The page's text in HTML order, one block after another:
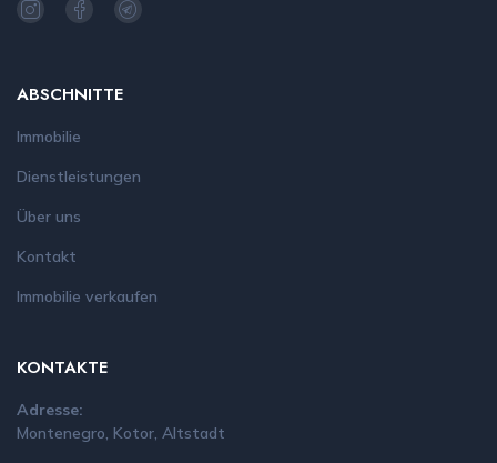
ABSCHNITTE
Immobilie
Dienstleistungen
Über uns
Kontakt
Immobilie verkaufen
KONTAKTE
Adresse:
Montenegro, Kotor, Altstadt